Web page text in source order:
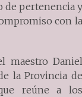
de pertenencia y
con la
maestro Daniel
la Provincia de
reúne a los